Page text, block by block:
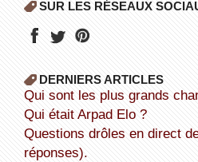
SUR LES RÉSEAUX
DERNIERS ARTICLES
Qui sont les plus grands
Qui était Arpad Elo ?
Questions drôles en direct de Facebook (avec les
réponses).